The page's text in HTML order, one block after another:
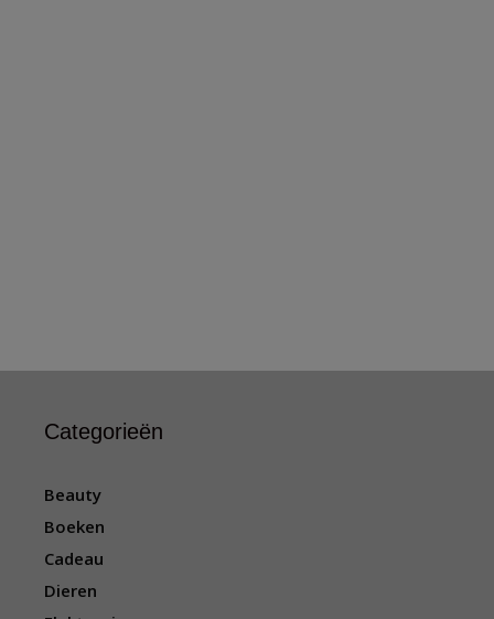
Categorieën
Beauty
Boeken
Cadeau
Dieren